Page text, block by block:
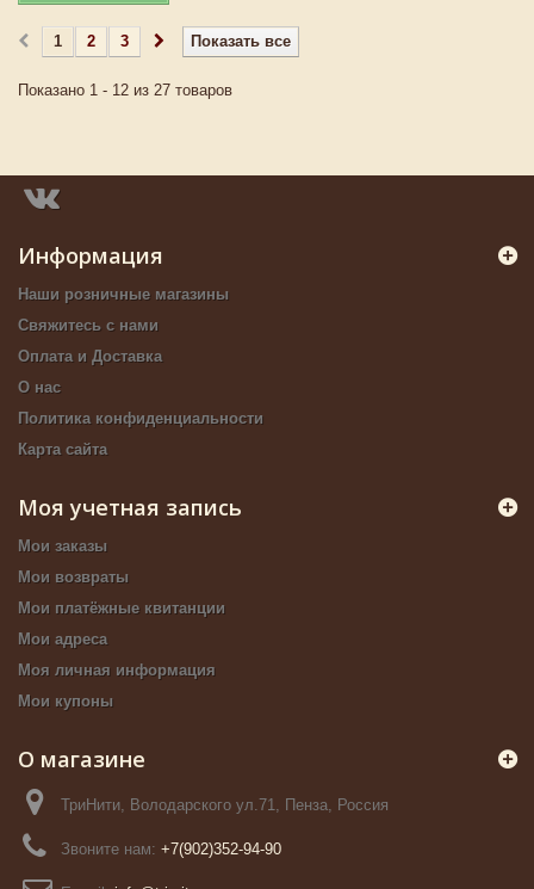
Показать все
1 2 3
Показано 1 - 12 из 27 товаров
Информация
Наши розничные магазины
Свяжитесь с нами
Оплата и Доставка
О нас
Политика конфиденциальности
Карта сайта
Моя учетная запись
Мои заказы
Мои возвраты
Мои платёжные квитанции
Мои адреса
Моя личная информация
Мои купоны
О магазине
ТриНити, Володарского ул.71, Пенза, Россия
Звоните нам: +7(902)352-94-90